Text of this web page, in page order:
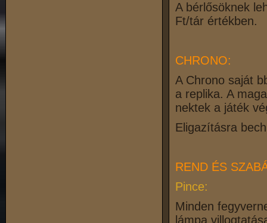
A bérlősöknek
Ft/tár értékben.
CHRONO:
A Chrono saját
a replika. A
nektek a játék
Eligazításra
REND ÉS
Pince:
Minden
lámpa